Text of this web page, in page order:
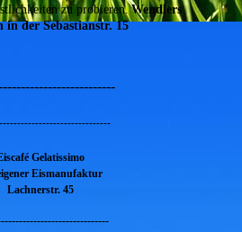
zu probieren.Wendlers
in der Sebastianstr. 15
Gelatissimo
Eismanufaktur
Lachnerstr. 45